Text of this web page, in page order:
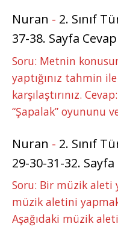
Nuran - 2. Sınıf
37-38. Sayfa
Soru: Metnin
yaptığınız tahmin
karşılaştırınız.
“Şapalak” oyununu
Nuran - 2. Sınıf
29-30-31-32. Sayfa
Soru: Bir müzik aleti
müzik aletini
Aşağıdaki müzik